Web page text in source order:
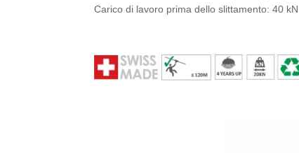
Carico di lavoro prima dello slittamento: 40 kN